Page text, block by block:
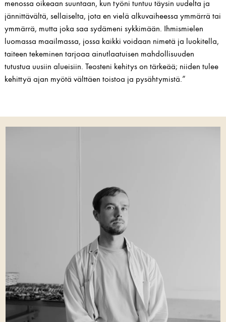
menossa oikeaan suuntaan, kun työni tuntuu täysin uudelta ja
jännittävältä, sellaiselta, jota en vielä alkuvaiheessa ymmärrä tai
ymmärrä, mutta joka saa sydämeni sykkimään. Ihmismielen
luomassa maailmassa, jossa kaikki voidaan nimetä ja luokitella,
taiteen tekeminen tarjoaa ainutlaatuisen mahdollisuuden
tutustua uusiin alueisiin. Teosteni kehitys on tärkeää; niiden tulee
kehittyä ajan myötä välttäen toistoa ja pysähtymistä.”